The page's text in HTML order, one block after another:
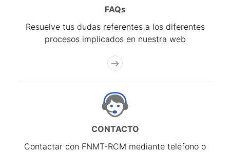
FAQs
Resuelve tus dudas referentes a los diferentes
procesos implicados en nuestra web
CONTACTO
Contactar con FNMT-RCM mediante teléfono o